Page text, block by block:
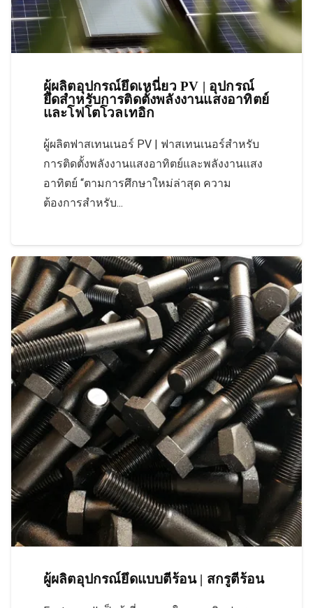
ผู้ผลิตอุปกรณ์ยึดเหนี่ยว PV | อุปกรณ์
ยึดสำหรับการติดตั้งพลังงานแสงอาทิตย์
และโฟโตโวลเทอิก
ผู้ผลิตฟาสเทนเนอร์ PV | ฟาสเทนเนอร์สำหรับ
การติดตั้งพลังงานแสงอาทิตย์และพลังงานแสง
อาทิตย์ “ตามการศึกษาใหม่ล่าสุด ความ
ต้องการสำหรับ...
ผู้ผลิตอุปกรณ์ยึดแบบตีร้อน | สกรูตีร้อน